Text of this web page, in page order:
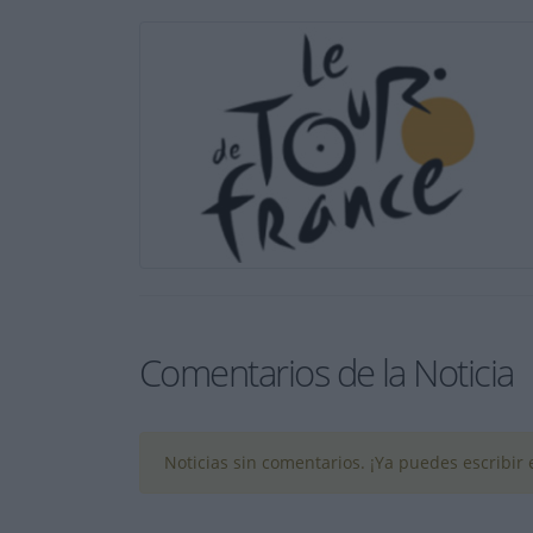
Comentarios de la Noticia
Noticias sin comentarios. ¡Ya puedes escribir